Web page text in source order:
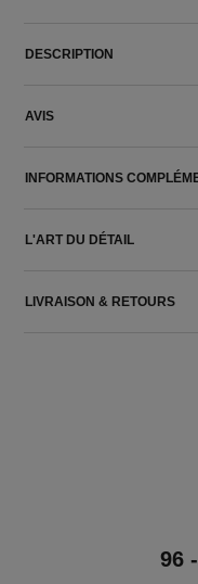
DESCRIPTION
AVIS
INFORMATIONS
L'ART DU DÉTAIL
LIVRAISON & RETOURS
96